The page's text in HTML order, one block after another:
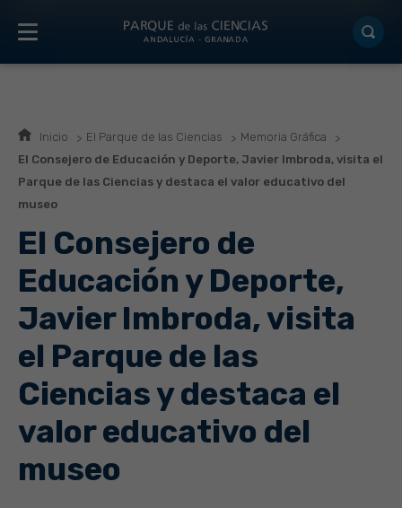
Inicio El Parque de las Ciencias
Memoria Gráfica
El Consejero de Educación y Deporte, Javier Imbroda, visita el
Parque de las Ciencias y destaca el valor educativo del
museo
El Consejero de
Educación y Deporte,
Javier Imbroda, visita
el Parque de las
Ciencias y destaca el
valor educativo del
museo